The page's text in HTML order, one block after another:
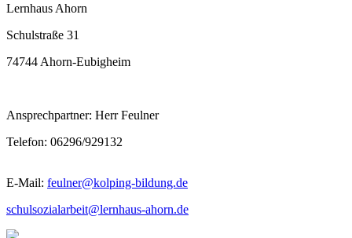
Lernhaus Ahorn
Schulstraße 31
74744 Ahorn-Eubigheim
Ansprechpartner: Herr Feulner
Telefon: 06296/929132
E-Mail: feulner@kolping-bildung.de
schulsozialarbeit@lernhaus-ahorn.de